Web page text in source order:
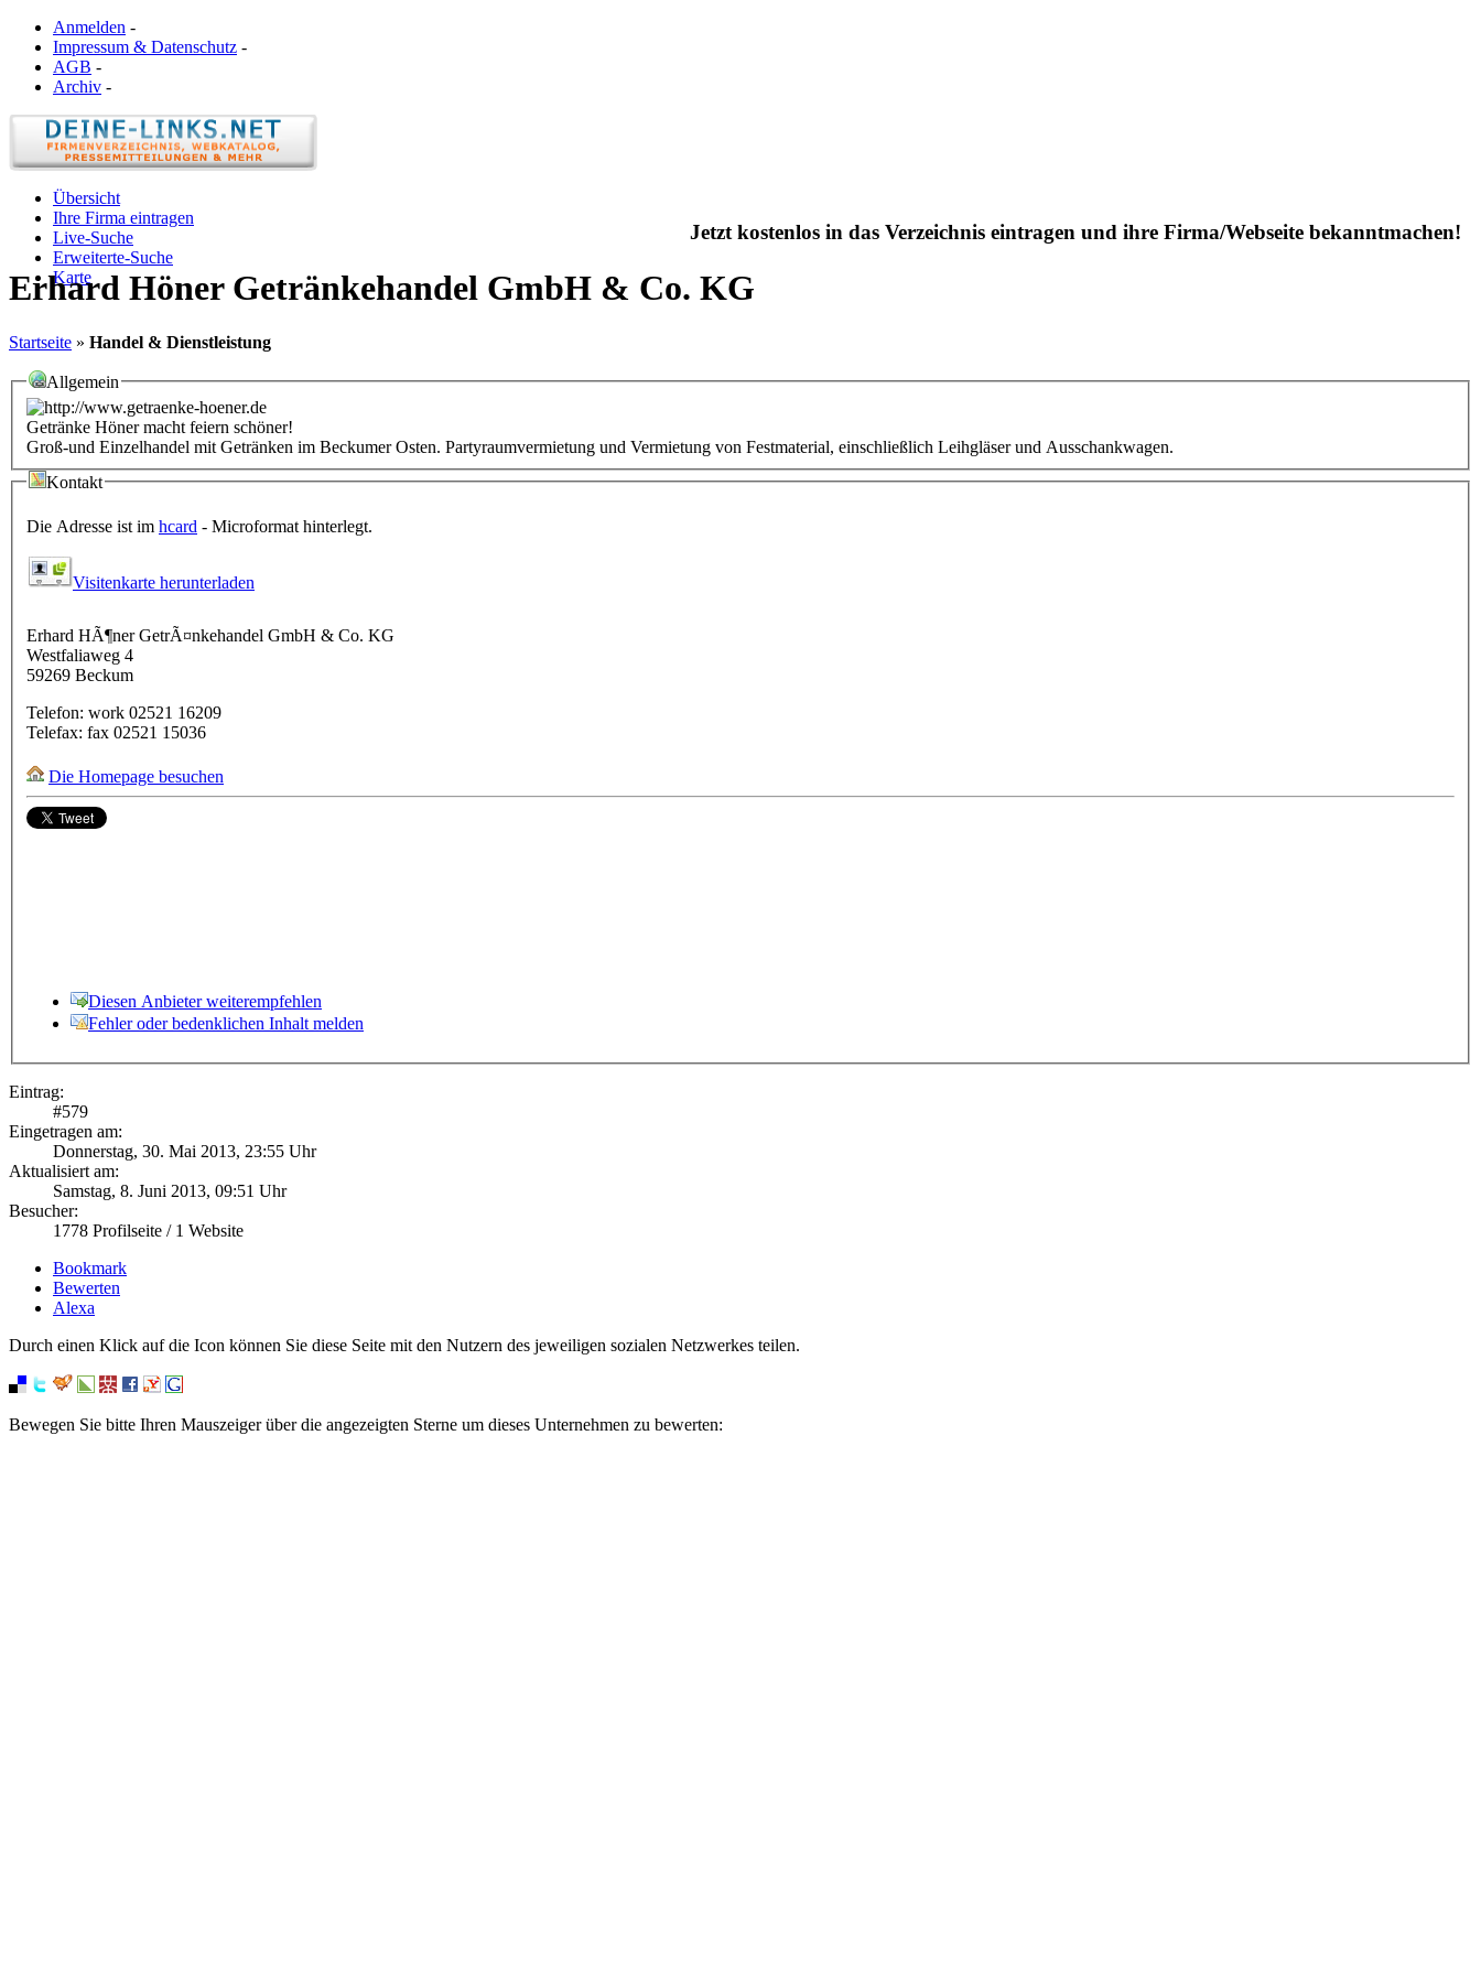
Anmelden -
Impressum & Datenschutz -
AGB -
Archiv -
Übersicht
Ihre Firma eintragen
Live-Suche
Erweiterte-Suche
Karte
Jetzt kostenlos in das Verzeichnis eintragen und ihre Firma/Webseite bekanntmachen!
Erhard Höner Getränkehandel GmbH & Co. KG
Startseite » Handel & Dienstleistung
Allgemein
Getränke Höner macht feiern schöner!
Groß-und Einzelhandel mit Getränken im Beckumer Osten. Partyraumvermietung und Vermietung von Festmaterial, einschließlich Leihgläser und Ausschankwagen.
Kontakt
Die Adresse ist im hcard - Microformat hinterlegt.
Visitenkarte herunterladen
Erhard HÃ¶ner GetrÃ¤nkehandel GmbH & Co. KG
Westfaliaweg 4
59269 Beckum
Telefon: work 02521 16209
Telefax: fax 02521 15036
Die Homepage besuchen
Diesen Anbieter weiterempfehlen
Fehler oder bedenklichen Inhalt melden
Eintrag:
#579
Eingetragen am:
Donnerstag, 30. Mai 2013, 23:55 Uhr
Aktualisiert am:
Samstag, 8. Juni 2013, 09:51 Uhr
Besucher:
1778 Profilseite / 1 Website
Bookmark
Bewerten
Alexa
Durch einen Klick auf die Icon können Sie diese Seite mit den Nutzern des jeweiligen sozialen Netzwerkes teilen.
Bewegen Sie bitte Ihren Mauszeiger über die angezeigten Sterne um dieses Unternehmen zu bewerten: